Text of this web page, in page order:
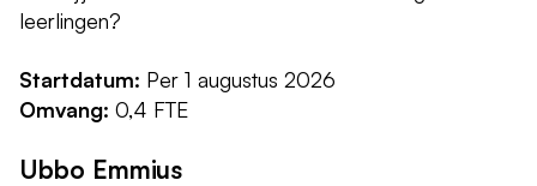
leerlingen?
Startdatum: Per 1 augustus 2026
Omvang: 0,4 FTE
Ubbo Emmius